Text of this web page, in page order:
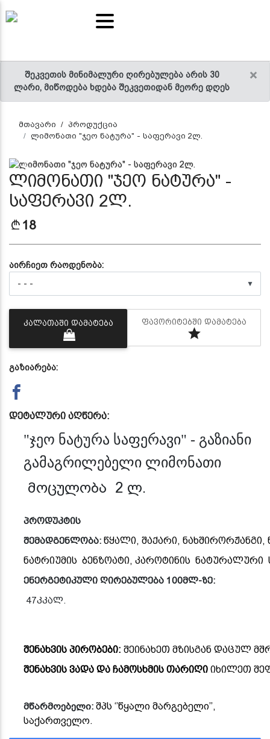
×
შეკვეთის მინიმალური ღირებულება არის 30
ლარი, მიწოდება ხდება შეკვეთიდან მეორე დღეს
მთავარი
პროდუქცია
ლიმონათი "ჯეო ნატურა" - საფერავი 2ლ.
Previous
ლიმონათი "ჯეო ნატურა" -
საფერავი 2ლ.
18
აირჩიეთ რაოდენობა:
▼
გაზიარება:
დეტალური აღწერა:
"ჯეო ნატურა საფერავი" - გაზიანი
გამაგრილებელი ლიმონათი
მოცულობა 2 ლ.
პროდუკტის
შემადგენლობა: წყალი, შაქარი, ნახშირორჟანგი,
ნატრიუმის ბენზოატი, კაროტინის ნატურალური
ენერგეტიკული ღირებულება 100მლ-ზე:
47კკალ
შენახვის პირობები: შეინახეთ მზისგან დაცულ
შენახვის ვადა და ჩამოსხმის თარიღი იხილეთ
მწარმოებელი: შპს ‘’წყალი მარგებელი’’,
საქართველო.